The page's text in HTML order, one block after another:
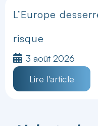
L’Europe
risque
3 août 2026
Lire l'article